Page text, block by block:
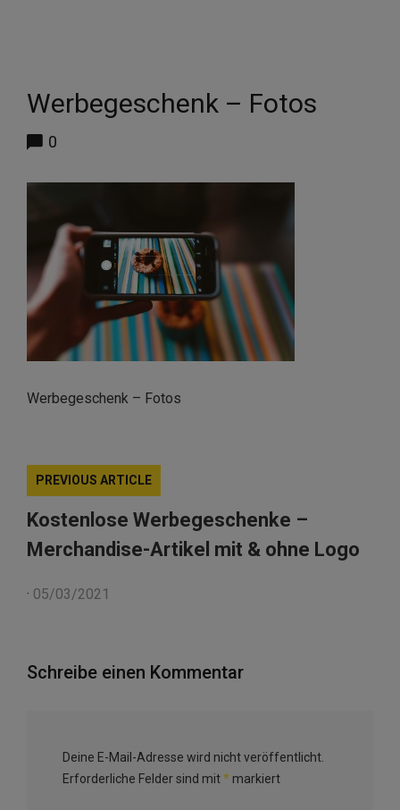
Werbegeschenk – Fotos
0
Werbegeschenk – Fotos
PREVIOUS ARTICLE
Kostenlose Werbegeschenke –
Merchandise-Artikel mit & ohne Logo
· 05/03/2021
Schreibe einen Kommentar
Deine E-Mail-Adresse wird nicht veröffentlicht.
Erforderliche Felder sind mit* markiert